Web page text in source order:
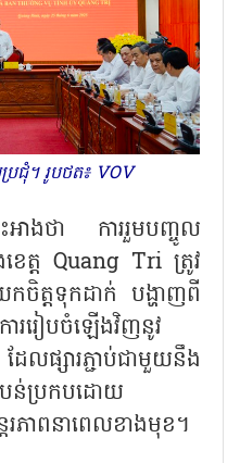
រជុំ។ រូបថត៖ VOV
អាងថា ការរួមបញ្ចូល
ត្ត Quang Tri ត្រូវ
ចិត្តទុកដាក់ បង្ហាញពី
ាររៀបចំឡើងវិញនូវ
លផ្សារភ្ជាប់ជាមួយនឹង
បន់ប្រកបដោយ
រភាពនាពេលខាងមុខ។